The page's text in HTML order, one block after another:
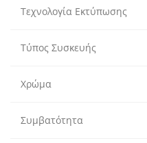
Τεχνολογία Εκτύπωσης
Τύπος Συσκευής
Χρώμα
Συμβατότητα